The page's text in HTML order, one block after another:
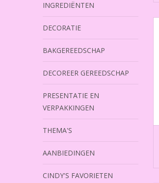
INGREDIËNTEN
DECORATIE
BAKGEREEDSCHAP
DECOREER GEREEDSCHAP
PRESENTATIE EN
VERPAKKINGEN
THEMA'S
AANBIEDINGEN
CINDY'S FAVORIETEN